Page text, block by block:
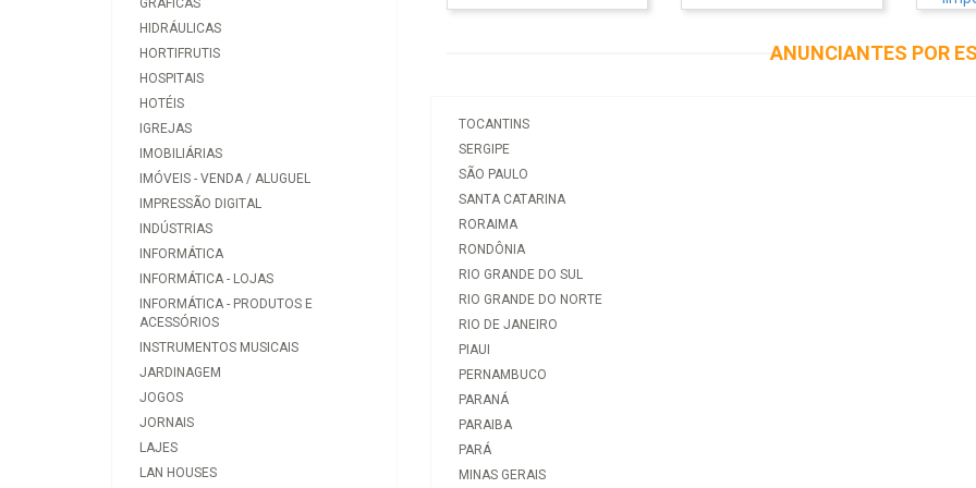
GRÁFICAS
HIDRÁULICAS
HORTIFRUTIS
HOSPITAIS
HOTÉIS
IGREJAS
IMOBILIÁRIAS
IMÓVEIS - VENDA / ALUGUEL
IMPRESSÃO DIGITAL
INDÚSTRIAS
INFORMÁTICA
INFORMÁTICA - LOJAS
INFORMÁTICA - PRODUTOS E
ACESSÓRIOS
INSTRUMENTOS MUSICAIS
JARDINAGEM
JOGOS
JORNAIS
LAJES
LAN HOUSES
ANUNCIANTES POR
TOCANTINS
SERGIPE
SÃO PAULO
SANTA CATARINA
RORAIMA
RONDÔNIA
RIO GRANDE DO SUL
RIO GRANDE DO NORTE
RIO DE JANEIRO
PIAUI
PERNAMBUCO
PARANÁ
PARAIBA
PARÁ
MINAS GERAIS